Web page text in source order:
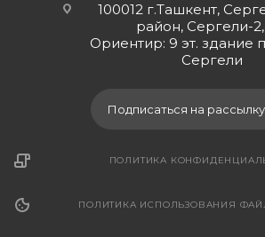
100012 г.Ташкент,
район, Сергели-2,
Ориентир: 9 эт. здание
Сергели
Подписаться на рассылку
ПОЛИТИКА
ПОЛИТИКА ИСПОЛЬЗОВАНИЯ